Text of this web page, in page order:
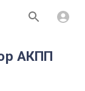
АКПП